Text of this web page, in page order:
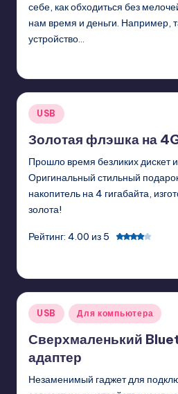
себе, как обходиться без
нам время и деньги. Например,
устройство…
Posted
in
USB
Золотая флэшка на
Прошло время безликих дискет
Оригинальный стильный
накопитель на 4 гигабайта,
золота!
Рейтинг: 4.00 из 5
Posted
in
USB Для компьютера
Сверхмаленький
адаптер
Незаменимый гаджет для